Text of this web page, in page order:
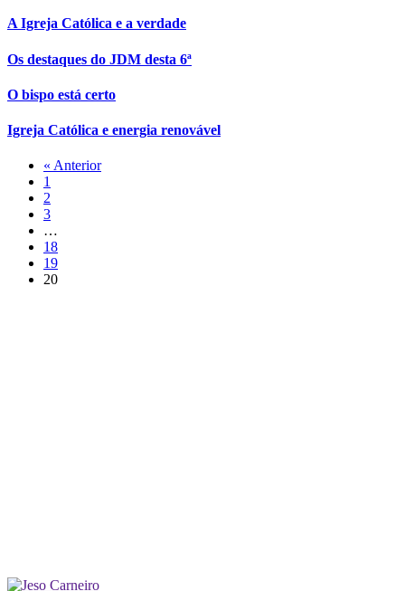
A Igreja Católica e a verdade
Os destaques do JDM desta 6ª
O bispo está certo
Igreja Católica e energia renovável
« Anterior
1
2
3
…
18
19
20